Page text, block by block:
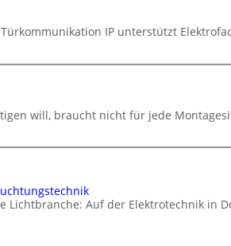
IP unterstützt
will, braucht nicht für jede
Lichtbranche: Auf der Elektrotechnik in